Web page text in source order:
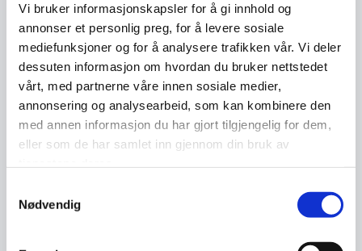
Vi bruker informasjonskapsler for å gi innhold og
annonser et personlig preg, for å levere sosiale
mediefunksjoner og for å analysere trafikken vår. Vi deler
dessuten informasjon om hvordan du bruker nettstedet
vårt, med partnerne våre innen sosiale medier,
annonsering og analysearbeid, som kan kombinere den
med annen informasjon du har gjort tilgjengelig for dem,
eller som de har samlet inn gjennom din bruk av
Nødvendig
et godt støtteverktøy i hverdagen. Det er
derimot viktig å være klar over at tjenestene
ikke alltid vil gi deg nøyaktige svar. Å være
kildekritisk gjelder derfor selv om det er kunstig
intelligens som gir deg informasjonen. Kunstig
intelligens kan heller ikke fungere som en
erstatning for en menneskelig samtalepartner,
et menneske har.